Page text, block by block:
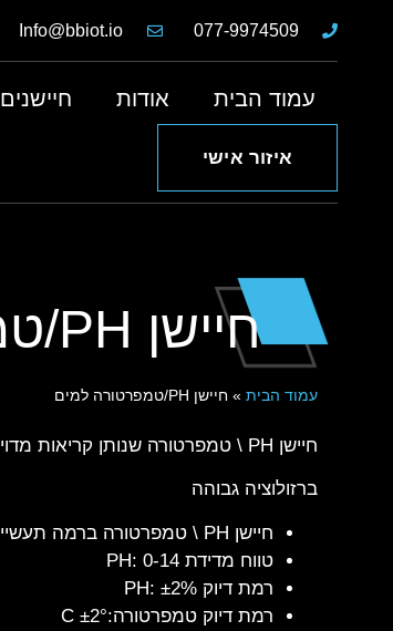
077-9974509
Info@bbiot.io
עמוד הבית אודות חיישנים
איזור אישי
חיישן PH/טמפרטורה למים
עמוד הבית » חיישן PH/טמפרטורה למים
חיישן PH \ טמפרטורה שנותן קריאות מדוייקות
ברזולוציה גבוהה
חיישן PH \ טמפרטורה ברמה תעשייתית
טווח מדידת 0-14 :PH
רמת דיוק ±2% :PH
רמת דיוק טמפרטורה:±2° C